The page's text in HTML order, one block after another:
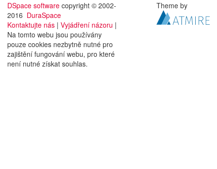
DSpace software copyright © 2002-
2016 DuraSpace
Kontaktujte nás | Vyjádření názoru |
Na tomto webu jsou používány
pouze cookies nezbytně nutné pro
zajištění fungování webu, pro které
není nutné získat souhlas.
Theme by